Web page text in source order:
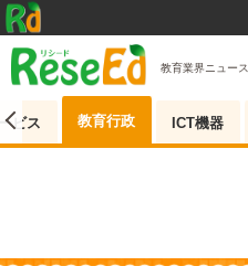
教育業界ニュース
ビス 教育行政 ICT機器